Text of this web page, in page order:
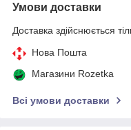
Умови доставки
Доставка здійснюється
Нова Пошта
Магазини Rozetka
Всі умови доставки